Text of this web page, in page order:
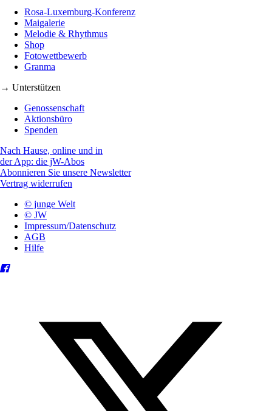
Rosa-Luxemburg-Konferenz
Maigalerie
Melodie & Rhythmus
Shop
Fotowettbewerb
Granma
→ Unterstützen
Genossenschaft
Aktionsbüro
Spenden
Nach Hause, online und in
der App: die jW-Abos
Abonnieren Sie unsere Newsletter
Vertrag widerrufen
© junge Welt
© JW
Impressum/Datenschutz
AGB
Hilfe